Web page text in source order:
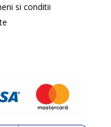
si conditii